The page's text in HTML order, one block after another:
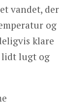
vandet, der
og
klare
lidt lugt og